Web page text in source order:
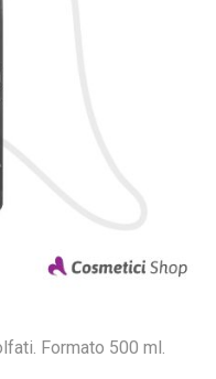
Formato 500 ml.